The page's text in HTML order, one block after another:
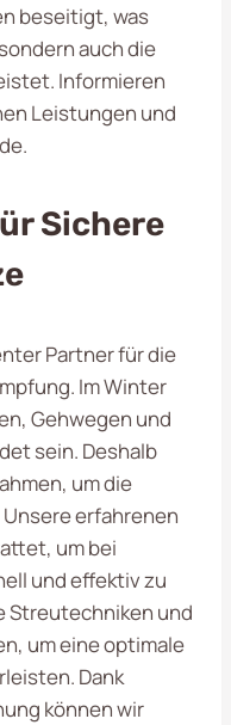
beseitigt, was
auch die
Informieren
Leistungen und
Sichere
Partner für die
Im Winter
Gehwegen und
sein. Deshalb
um die
erfahrenen
um bei
und effektiv zu
Streutechniken und
um eine optimale
Dank
können wir